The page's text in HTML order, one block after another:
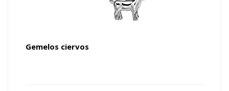
Gemelos ciervos